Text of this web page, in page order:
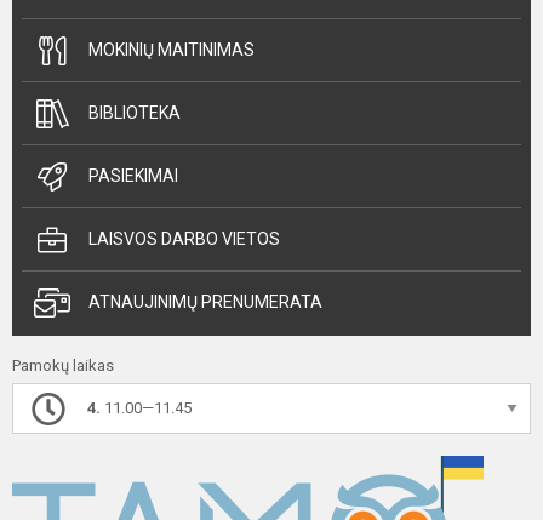
MOKINIŲ MAITINIMAS
BIBLIOTEKA
PASIEKIMAI
LAISVOS DARBO VIETOS
ATNAUJINIMŲ PRENUMERATA
Pamokų laikas
4. 11.00—11.45